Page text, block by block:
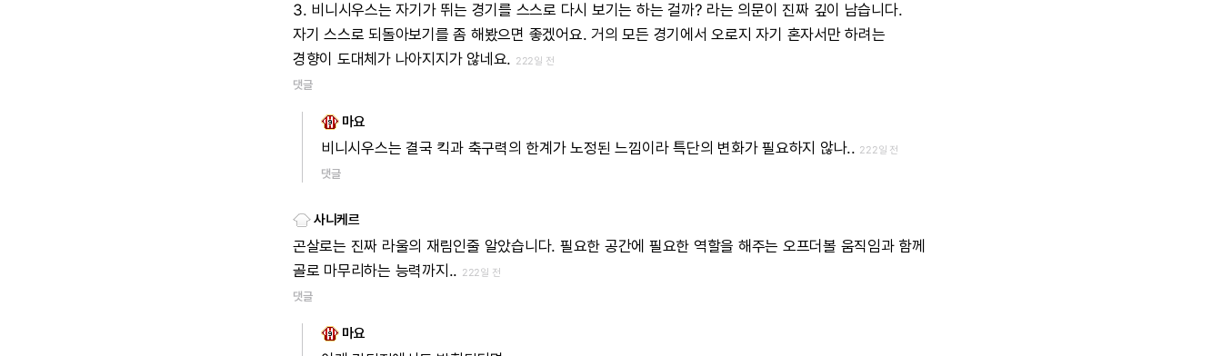
3. 비니시우스는 자기가 뛰는 경기를 스스로 다시 보기는 하는 걸까? 라는 의문이 진짜 깊이 남습니다.
자기 스스로 되돌아보기를 좀 해봤으면 좋겠어요. 거의 모든 경기에서 오로지 자기 혼자서만 하려는
경향이 도대체가 나아지지가 않네요. 222일 전
댓글
마요
비니시우스는 결국 킥과 축구력의 한계가 노정된 느낌이라 특단의 변화가 필요하지 않나.. 222일 전
댓글
사니케르
곤살로는 진짜 라울의 재림인줄 알았습니다. 필요한 공간에 필요한 역할을 해주는 오프더볼 움직임과 함께
골로 마무리하는 능력까지.. 222일 전
댓글
마요